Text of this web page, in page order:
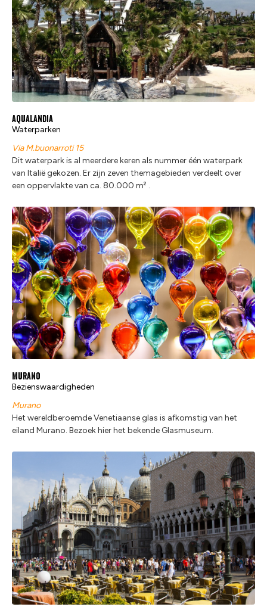
Aqualandia
Waterparken
Via M.buonarroti 15
Dit waterpark is al meerdere keren als nummer één waterpark
van Italië gekozen. Er zijn zeven themagebieden verdeelt over
een oppervlakte van ca. 80.000 m² .
Murano
Bezienswaardigheden
Murano
Het wereldberoemde Venetiaanse glas is afkomstig van het
eiland Murano. Bezoek hier het bekende Glasmuseum.